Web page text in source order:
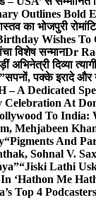
Outlines Bold
का भोजपुरी
Wishes
विशेष सन्मानDr
दिव्या
सपनों, पक्के इरादे और
A Dedicated
At
To India:
Mehjabeen
“Pigments And
Sohnal V.
“Jiski Lathi
‘Hathon Me
Top 4